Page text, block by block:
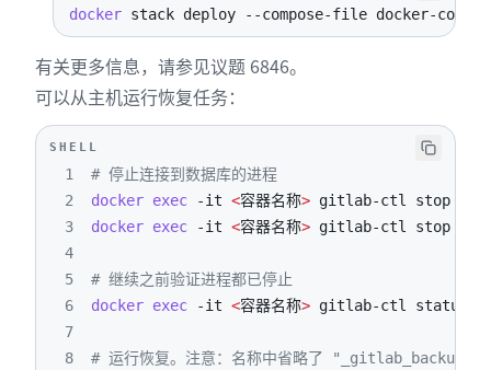
docker stack deploy --compose-file docker-
有关更多信息，请参见议题 6846。
可以从主机运行恢复任务：
SHELL
1
# 停止连接到数据库的进程
2
docker exec -it <容器名称>
3
docker exec -it <容器名称>
4
5
# 继续之前验证进程都已停止
6
docker exec -it <容器名称>
7
8
# 运行恢复。注意：名称中省略了